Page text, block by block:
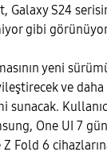
Galaxy S24
gibi
yeni
ve daha
sunacak.
One UI 7
Fold 6